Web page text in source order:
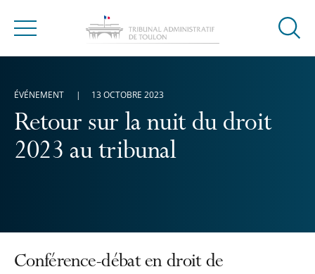
Menu
Ouvrir
Retour sur la nuit du droit
2023 au tribunal
ÉVÉNEMENT 13 OCTOBRE 2023
Conférence-débat en droit de